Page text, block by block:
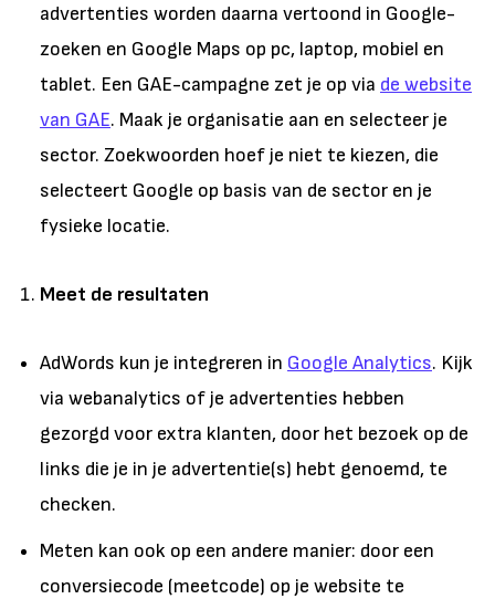
advertenties worden daarna vertoond in Google-
zoeken en Google Maps op pc, laptop, mobiel en
tablet. Een GAE-campagne zet je op via de website
van GAE. Maak je organisatie aan en selecteer je
sector. Zoekwoorden hoef je niet te kiezen, die
selecteert Google op basis van de sector en je
fysieke locatie.
Meet de resultaten
AdWords kun je integreren in Google Analytics. Kijk
via webanalytics of je advertenties hebben
gezorgd voor extra klanten, door het bezoek op de
links die je in je advertentie(s) hebt genoemd, te
checken.
Meten kan ook op een andere manier: door een
conversiecode (meetcode) op je website te